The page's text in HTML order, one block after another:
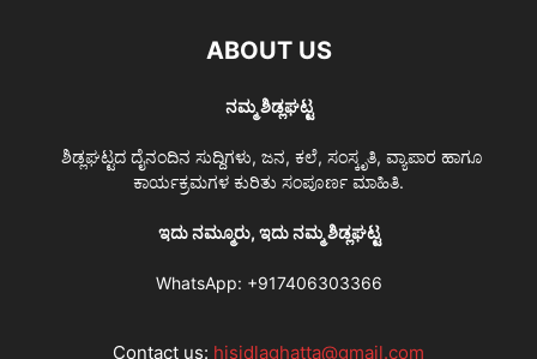
ABOUT US
ನಮ್ಮ ಶಿಡ್ಲಘಟ್ಟ
ಶಿಡ್ಲಘಟ್ಟದ ದೈನಂದಿನ ಸುದ್ದಿಗಳು, ಜನ, ಕಲೆ, ಸಂಸ್ಕೃತಿ, ವ್ಯಾಪಾರ ಹಾಗೂ
ಕಾರ್ಯಕ್ರಮಗಳ ಕುರಿತು ಸಂಪೂರ್ಣ ಮಾಹಿತಿ.
ಇದು ನಮ್ಮೂರು, ಇದು ನಮ್ಮ ಶಿಡ್ಲಘಟ್ಟ
WhatsApp: +917406303366
Contact us: hisidlaghatta@gmail.com